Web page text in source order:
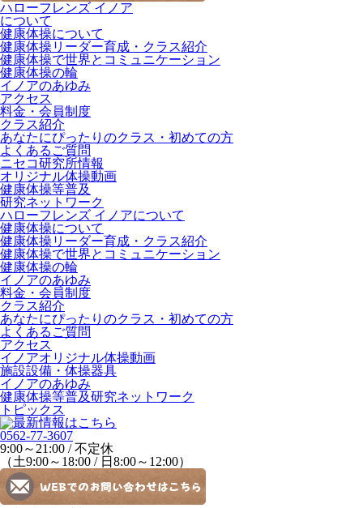
ハローフレンズ イノア
について
健康体操について
健康体操リーダー育成・クラス紹介
健康体操で世界とコミュニケーション
健康体操の輪
イノアのあゆみ
アクセス
料金・会員制度
クラス紹介
あなたにぴったりのクラス・初めての方
よくあるご質問
ニセコ研究所情報
オリジナル体操動画
健康体操等普及
研究ネットワーク
ハローフレンズ イノアについて
健康体操について
健康体操リーダー育成・クラス紹介
健康体操で世界とコミュニケーション
健康体操の輪
イノアのあゆみ
料金・会員制度
クラス紹介
あなたにぴったりのクラス・初めての方
よくあるご質問
アクセス
イノアオリジナル体操動画
施設設備・体操器具
イノアのあゆみ
健康体操等普及研究ネットワーク
トピックス
0562-77-3607
9:00～21:00 / 不定休
（土9:00～18:00 / 日8:00～12:00）